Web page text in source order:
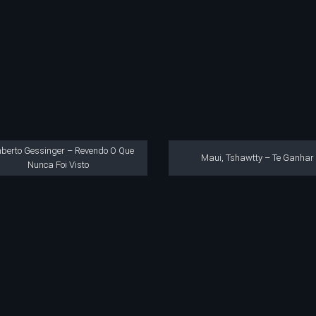
Gessinger – Revendo O Que
Nunca Foi Visto
Maui, Tshawtty – Te Ganhar